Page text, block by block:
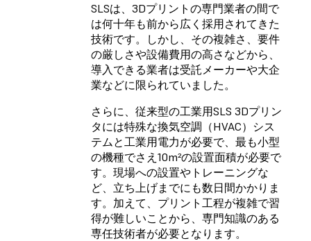
SLSは、3Dプリントの専門業者の間で
は何十年も前から広く採用されてきた
技術です。しかし、その複雑さ、要件
の厳しさや設備費用の高さなどから、
導入できる業者は受託メーカーや大企
業などに限られていました。
さらに、従来型の工業用SLS 3Dプリン
タには特殊な換気空調（HVAC）シス
テムと工業用電力が必要で、最も小型
の機種でさえ10m²の設置面積が必要で
す。現場への設置やトレーニングな
ど、立ち上げまでにも数日間かかりま
す。加えて、プリント工程が複雑で習
得が難しいことから、専門知識のある
専任技術者が必要となります。